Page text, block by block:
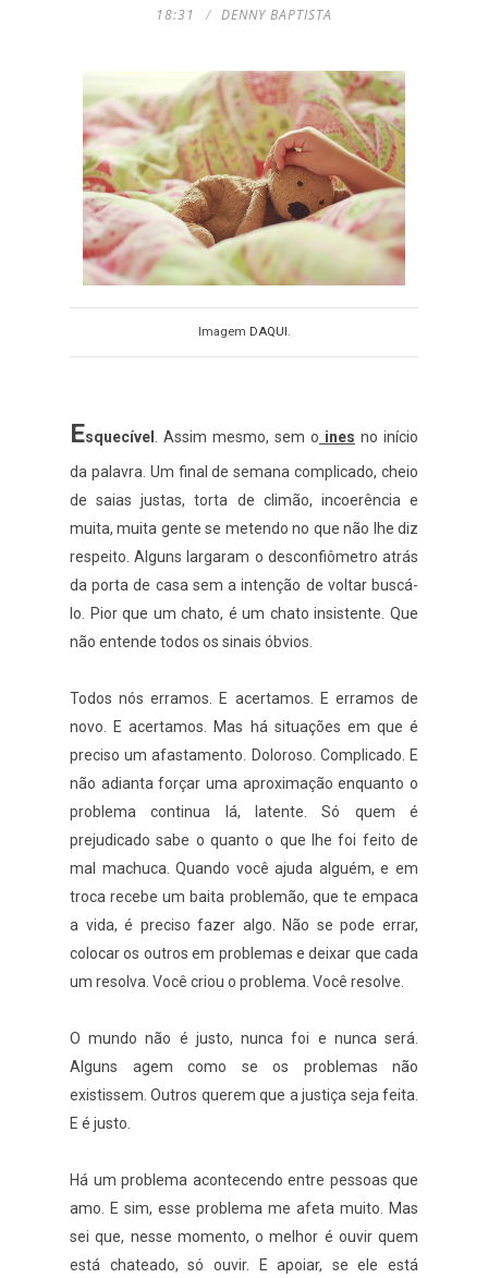
18:31 DENNY BAPTISTA
Imagem DAQUI.
Esquecível . Assim mesmo, sem o ines no início
da palavra. Um final de semana complicado, cheio
de saias justas, torta de climão, incoerência e
muita, muita gente se metendo no que não lhe diz
respeito. Alguns largaram o desconfiômetro atrás
da porta de casa sem a intenção de voltar buscá-
lo. Pior que um chato, é um chato insistente. Que
não entende todos os sinais óbvios.
Todos nós erramos. E acertamos. E erramos de
novo. E acertamos. Mas há situações em que é
preciso um afastamento. Doloroso. Complicado. E
não adianta forçar uma aproximação enquanto o
problema continua lá, latente. Só quem é
prejudicado sabe o quanto o que lhe foi feito de
mal machuca. Quando você ajuda alguém, e em
troca recebe um baita problemão, que te empaca
a vida, é preciso fazer algo. Não se pode errar,
colocar os outros em problemas e deixar que cada
um resolva. Você criou o problema. Você resolve.
O mundo não é justo, nunca foi e nunca será.
Alguns agem como se os problemas não
existissem. Outros querem que a justiça seja feita.
E é justo.
Há um problema acontecendo entre pessoas que
amo. E sim, esse problema me afeta muito. Mas
sei que, nesse momento, o melhor é ouvir quem
está chateado, só ouvir. E apoiar, se ele está